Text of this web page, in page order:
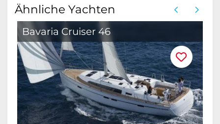
Ähnliche Yachten
Bavaria Cruiser 46